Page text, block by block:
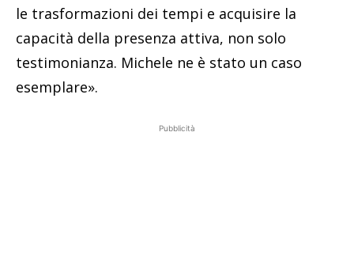
le trasformazioni dei tempi e acquisire la
capacità della presenza attiva, non solo
testimonianza. Michele ne è stato un caso
esemplare».
Pubblicità